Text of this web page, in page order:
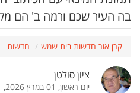
בה העיר שכם ורמה ב' הם
קרן אור חדשות בית שמש חדשות
ציון סולטן
יום ראשון, 01 במרץ 2026, 04:51